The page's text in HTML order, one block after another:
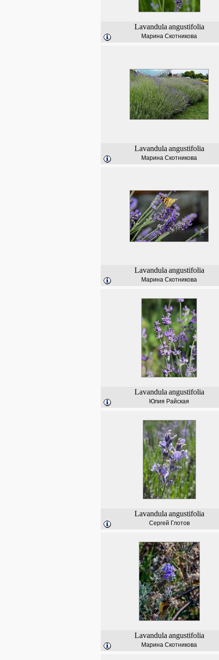
Lavandula angustifolia
Марина Скотникова
Lavandula angustifolia
Марина Скотникова
Lavandula angustifolia
Марина Скотникова
Lavandula angustifolia
Юлия Райская
Lavandula angustifolia
Сергей Глотов
Lavandula angustifolia
Марина Скотникова